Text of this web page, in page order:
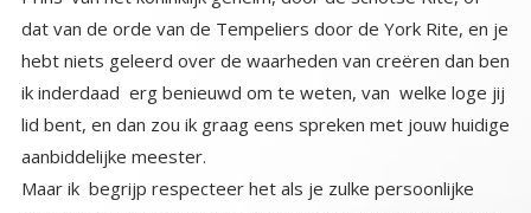
aanbiddelijke meester.
Maar ik begrijp respecteer het als je zulke persoonlijke
details niet publiekelijk bekend wil maken. Natuurlijk wat je
al hebt gezegd dat er maar drie graden bestaan, dat
klopt. Dat geldt voor degenen die lid zijn van de Blauwe of
ambachts- loges. Maar omdat je beweert dat je 32e graad
bent veronderstel ik dat je lid bent van ofwel de schotse of